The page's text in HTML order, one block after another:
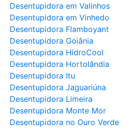
Desentupidora em Valinhos
Desentupidora em Vinhedo
Desentupidora Flamboyant
Desentupidora Goiânia
Desentupidora HidroCool
Desentupidora Hortolândia
Desentupidora Itu
Desentupidora Jaguariúna
Desentupidora Limeira
Desentupidora Monte Mor
Desentupidora no Ouro Verde